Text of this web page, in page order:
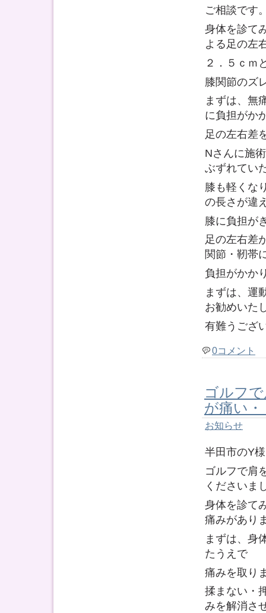
ご相談です
身体を診て
よる足の左
２．５ｃｍ
膝関節のズ
まずは、無
に負担がか
足の左右差
Nさんに施
ぶずれてい
膝も軽くな
の長さが違
膝に負担が
足の左右差
関節・靭帯
負担がかか
まずは、運
お勧めいた
有難うござ
0コメント
ゴルフ
が痛い
お知らせ
半田市のY
ゴルフで肩
くださいま
身体を診て
痛みがあり
まずは、身
たうえで
痛みを取り
揉まない・
みを解消さ